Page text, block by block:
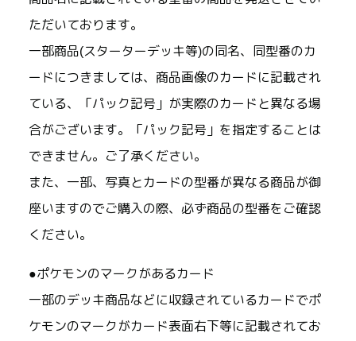
ただいております。
一部商品(スターターデッキ等)の同名、同型番のカ
ードにつきましては、商品画像のカードに記載され
ている、「パック記号」が実際のカードと異なる場
合がございます。「パック記号」を指定することは
できません。ご了承ください。
また、一部、写真とカードの型番が異なる商品が御
座いますのでご購入の際、必ず商品の型番をご確認
ください。
●ポケモンのマークがあるカード
一部のデッキ商品などに収録されているカードでポ
ケモンのマークがカード表面右下等に記載されてお